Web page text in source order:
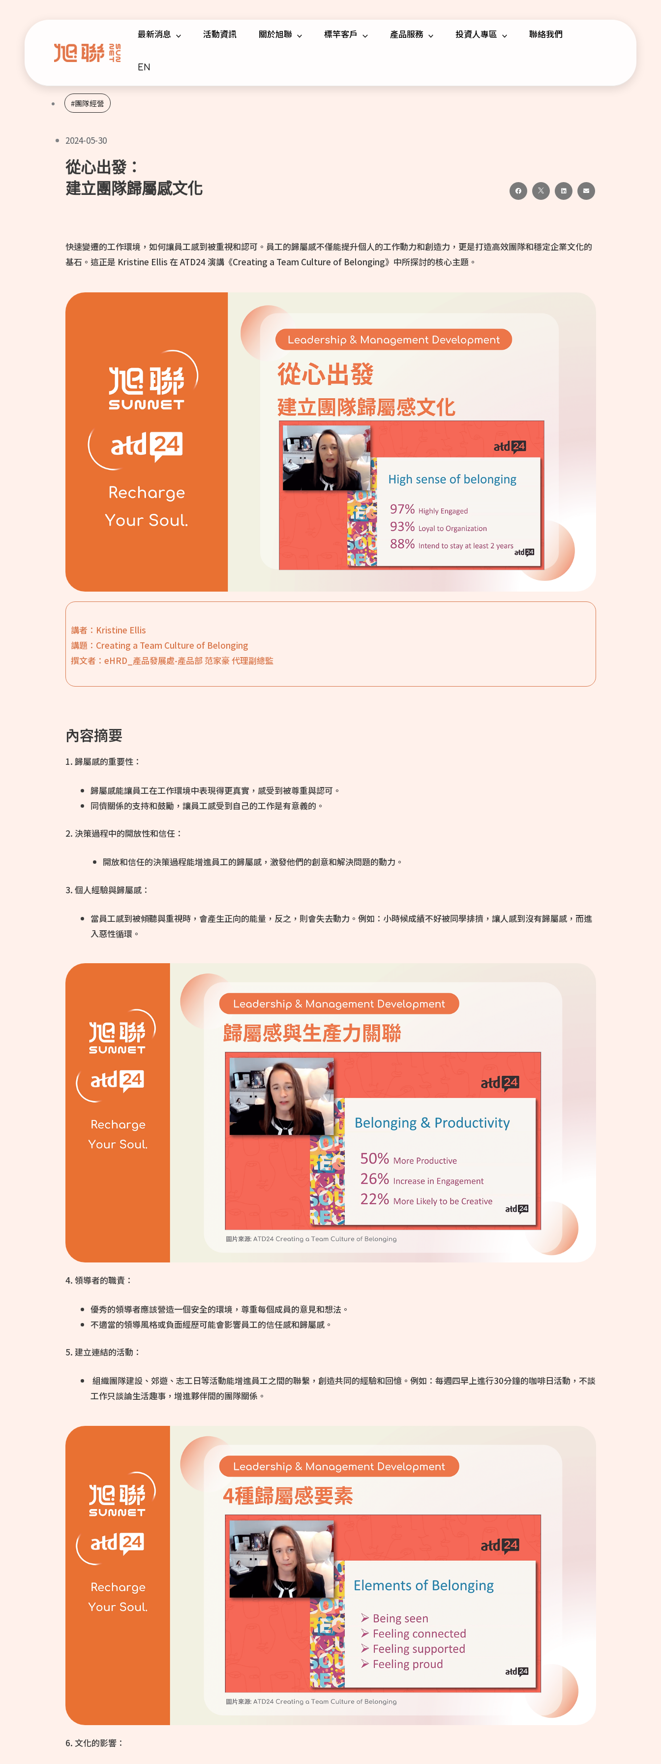
最新消息 活動資訊 關於旭聯 標竿客戶 產品服務 投資人專區 聯絡我們
EN
#團隊經營
2024-05-30
從心出發：
建立團隊歸屬感文化
快速變遷的工作環境，如何讓員工感到被重視和認可。員工的歸屬感不僅能提升個人的工作動力和創造力，更是打造高效團隊和穩定企業文化的
基石。這正是 Kristine Ellis 在 ATD24 演講《Creating a Team Culture of Belonging》中所探討的核心主題。
講者：Kristine Ellis
講題：Creating a Team Culture of Belonging
撰文者：eHRD_產品發展處-產品部 范家豪 代理副總監
內容摘要
1. 歸屬感的重要性：
歸屬感能讓員工在工作環境中表現得更真實，感受到被尊重與認可。
同儕關係的支持和鼓勵，讓員工感受到自己的工作是有意義的。
2. 決策過程中的開放性和信任：
開放和信任的決策過程能增進員工的歸屬感，激發他們的創意和解決問題的動力。
3. 個人經驗與歸屬感：
當員工感到被傾聽與重視時，會產生正向的能量，反之，則會失去動力。例如：小時候成績不好被同學排擠，讓人感到沒有歸屬感，而進
入惡性循環。
4. 領導者的職責：
優秀的領導者應該營造一個安全的環境，尊重每個成員的意見和想法。
不適當的領導風格或負面經歷可能會影響員工的信任感和歸屬感。
5. 建立連結的活動：
組織團隊建設、郊遊、志工日等活動能增進員工之間的聯繫，創造共同的經驗和回憶。例如：每週四早上進行30分鐘的咖啡日活動，不談
工作只談論生活趣事，增進夥伴間的團隊關係。
6. 文化的影響：